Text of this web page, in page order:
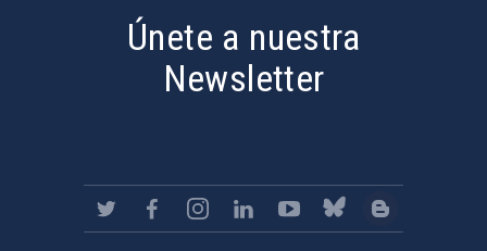
Únete a nuestra
Newsletter